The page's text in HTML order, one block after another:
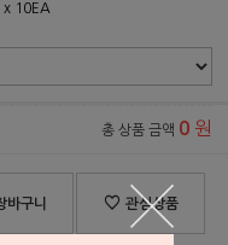
10EA
총 상품 금액 0 원
바구니 관심상품